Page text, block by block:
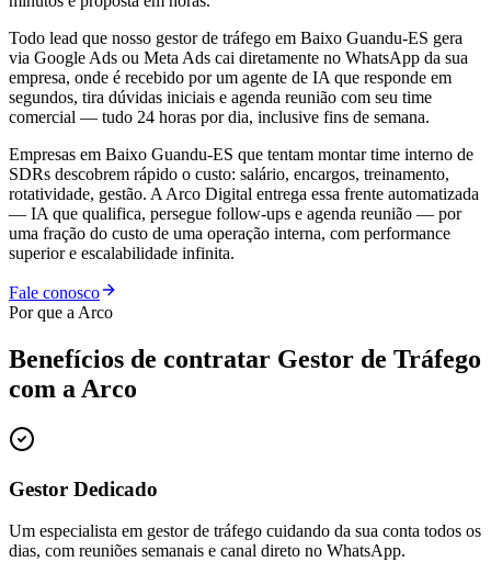
Todo lead que nosso gestor de tráfego em Baixo Guandu-ES gera
via Google Ads ou Meta Ads cai diretamente no WhatsApp da sua
empresa, onde é recebido por um agente de IA que responde em
segundos, tira dúvidas iniciais e agenda reunião com seu time
comercial — tudo 24 horas por dia, inclusive fins de semana.
Empresas em Baixo Guandu-ES que tentam montar time interno de
SDRs descobrem rápido o custo: salário, encargos, treinamento,
rotatividade, gestão. A Arco Digital entrega essa frente automatizada
— IA que qualifica, persegue follow-ups e agenda reunião — por
uma fração do custo de uma operação interna, com performance
superior e escalabilidade infinita.
Fale conosco
Por que a Arco
Benefícios de contratar Gestor de Tráfego
com a Arco
Gestor Dedicado
Um especialista em gestor de tráfego cuidando da sua conta todos os
dias, com reuniões semanais e canal direto no WhatsApp.